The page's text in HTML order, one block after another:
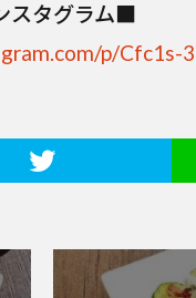
スタグラム■
p/Cfc1s-